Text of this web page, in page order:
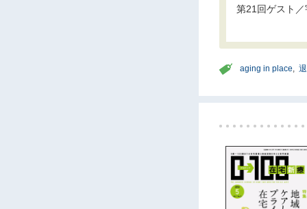
第21回ゲスト
aging in place,